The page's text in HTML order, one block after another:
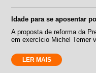
Idade para se aposentar
A proposta de reforma da
em exercício Michel Temer
LER MAIS